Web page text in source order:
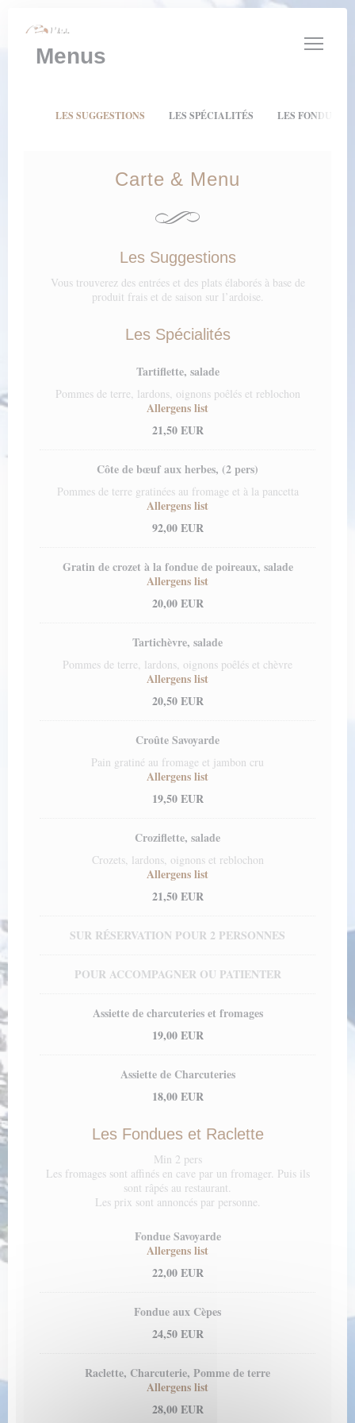
Menus
Carte & Menu
Les Suggestions
Vous trouverez des entrées et des plats élaborés à base de
produit frais et de saison sur l’ardoise.
Les Spécialités
Tartiflette, salade
Pommes de terre, lardons, oignons poêlés et reblochon
Allergens list
21,50 EUR
Côte de bœuf aux herbes, (2 pers)
Pommes de terre gratinées au fromage et à la pancetta
Allergens list
92,00 EUR
Gratin de crozet à la fondue de poireaux, salade
Allergens list
20,00 EUR
Tartichèvre, salade
Pommes de terre, lardons, oignons poêlés et chèvre
Allergens list
20,50 EUR
Croûte Savoyarde
Pain gratiné au fromage et jambon cru
Allergens list
19,50 EUR
Croziflette, salade
Crozets, lardons, oignons et reblochon
Allergens list
21,50 EUR
SUR RÉSERVATION POUR 2 PERSONNES
POUR ACCOMPAGNER OU PATIENTER
Assiette de charcuteries et fromages
19,00 EUR
Assiette de Charcuteries
18,00 EUR
Les Fondues et Raclette
Min 2 pers
Les fromages sont affinés en cave par un fromager. Puis ils
sont râpés au restaurant.
Les prix sont annoncés par personne.
Fondue Savoyarde
Allergens list
22,00 EUR
Fondue aux Cèpes
24,50 EUR
Raclette, Charcuterie, Pomme de terre
Allergens list
28,00 EUR
LES SUGGESTIONS LES SPÉCIALITÉS LES FONDUES